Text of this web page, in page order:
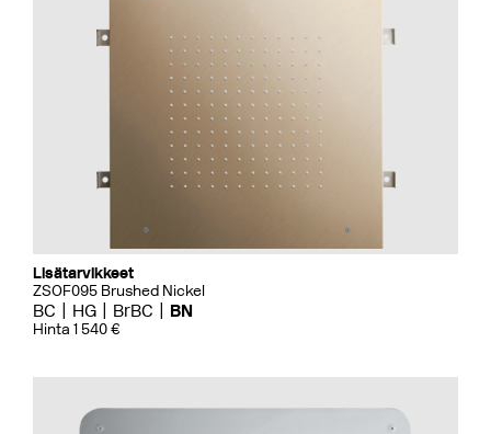
Lisätarvikkeet
ZSOF095 Brushed Nickel
BC HG BrBC BN
Hinta 1 540 €